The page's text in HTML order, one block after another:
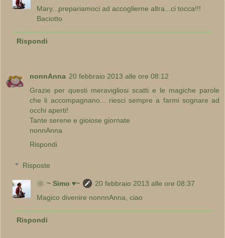
Mary...prepariamoci ad accoglierne altra...ci tocca!!!
Baciotto
Rispondi
nonnAnna 20 febbraio 2013 alle ore 08:12
Grazie per questi meravigliosi scatti e le magiche parole
che li accompagnano... riesci sempre a farmi sognare ad
occhi aperti!
Tante serene e gioiose giornate
nonnAnna
Rispondi
Risposte
❀~ Simo ♥~
20 febbraio 2013 alle ore 08:37
Magico divenire nonnnAnna, ciao
Rispondi